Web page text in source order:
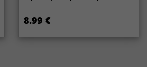
8.99 €